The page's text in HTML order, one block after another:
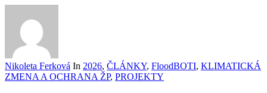
Nikoleta Ferková In 2026, ČLÁNKY, FloodBOTI, KLIMATICKÁ
ZMENA A OCHRANA ŽP, PROJEKTY